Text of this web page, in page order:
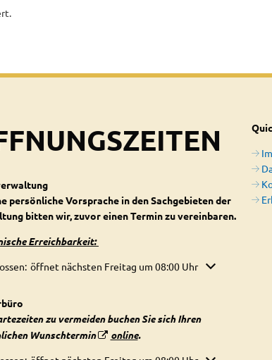
persönliche Vorsprache in den Sachgebieten der
bitten wir, zuvor einen Termin zu vereinbaren.
Erreichbarkeit:
um weitere Öffnungs- oder Schließzeiten auszublenden
öffnet nächsten Freitag um 08:00 Uhr
zu vermeiden buchen Sie sich Ihren
Wunschtermin
online.